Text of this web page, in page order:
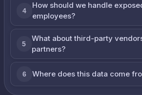
4
How should we handle
employees?
5
What about third-party
partners?
6 Where does this data come